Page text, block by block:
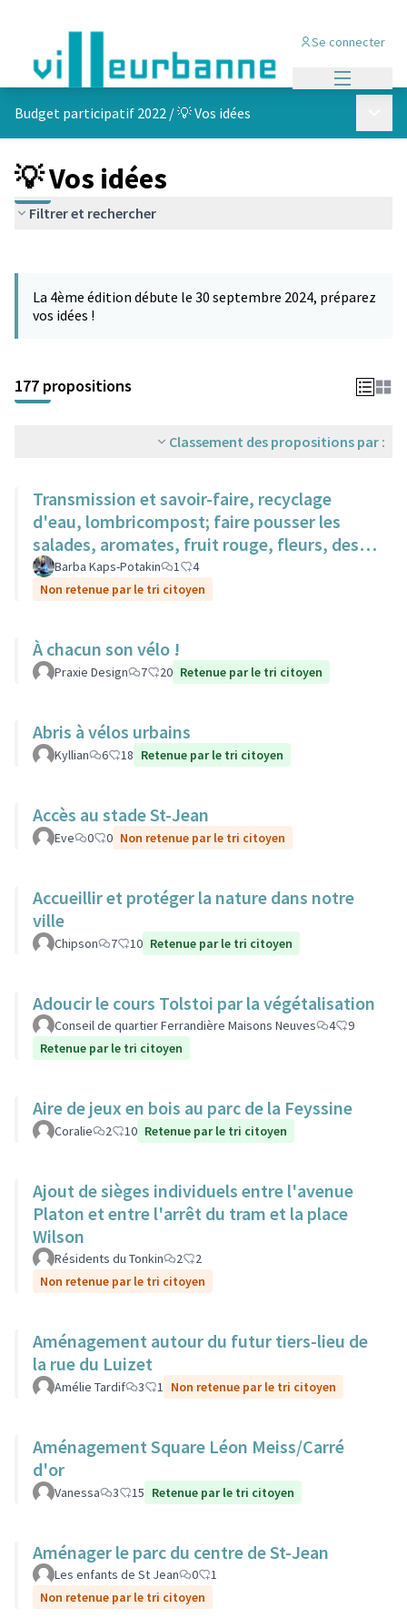
Se connecter
Budget participatif 2022 /💡 Vos idées
💡 Vos idées
Filtrer et rechercher
−
La 4ème édition débute le 30 septembre 2024, préparez
vos idées !
177 propositions
Classement des propositions par :
Transmission et savoir-faire, recyclage
d'eau, lombricompost; faire pousser les
salades, aromates, fruit rouge, fleurs, des
surfaces sur des toits.
Barba Kaps-Potakin 1
4
Non retenue par le tri citoyen
À chacun son vélo !
Praxie Design 7 20 Retenue par le tri citoyen
Abris à vélos urbains
Kyllian 6 18 Retenue par le tri citoyen
Accès au stade St-Jean
Eve 0 0 Non retenue par le tri citoyen
Accueillir et protéger la nature dans notre
ville
Chipson 7 10 Retenue par le tri citoyen
Adoucir le cours Tolstoi par la végétalisation
Conseil de quartier Ferrandière Maisons Neuves 4
9
Retenue par le tri citoyen
Aire de jeux en bois au parc de la Feyssine
Coralie 2 10 Retenue par le tri citoyen
Ajout de sièges individuels entre l'avenue
Platon et entre l'arrêt du tram et la place
Wilson
Résidents du Tonkin 2
2
Non retenue par le tri citoyen
Aménagement autour du futur tiers-lieu de
la rue du Luizet
Amélie Tardif 3 1 Non retenue par le tri citoyen
Aménagement Square Léon Meiss/Carré
d'or
Vanessa 3 15 Retenue par le tri citoyen
Aménager le parc du centre de St-Jean
Les enfants de St Jean 0
1
Non retenue par le tri citoyen